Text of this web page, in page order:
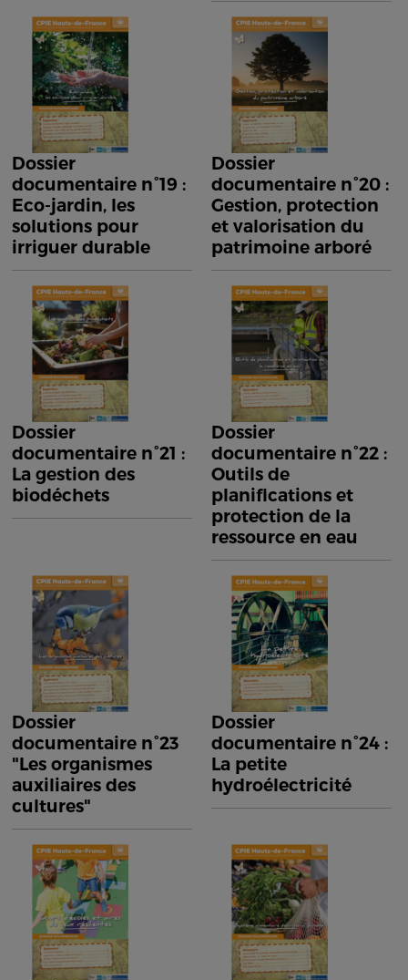
Dossier
documentaire n°19 :
Eco-jardin, les
solutions pour
irriguer durable
Dossier
documentaire n°20 :
Gestion, protection
et valorisation du
patrimoine arboré
Dossier
documentaire n°21 :
La gestion des
biodéchets
Dossier
documentaire n°22 :
Outils de
planifications et
protection de la
ressource en eau
Dossier
documentaire n°23
"Les organismes
auxiliaires des
cultures"
Dossier
documentaire n°24 :
La petite
hydroélectricité